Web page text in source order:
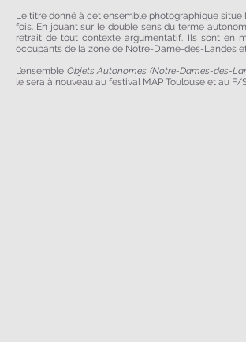
Le titre donné à cet ensemble photographique
fois. En jouant sur le double sens du terme
retrait de tout contexte argumentatif. Ils sont en
occupants de la zone de Notre-Dame-des-Landes
L’ensemble Objets Autonomes (Notre-Dames-des-
le sera à nouveau au festival MAP Toulouse et au F/